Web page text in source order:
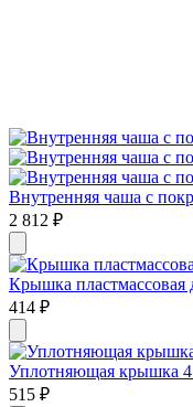
Внутренняя чаша с
2 812 ₽
Крышка
414 ₽
Уплотняющая крышка 4
515 ₽